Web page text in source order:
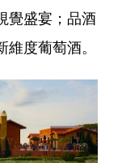
覺盛宴；品酒
度葡萄酒。